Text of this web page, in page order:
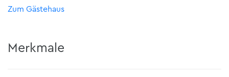
Zum Gästehaus
Merkmale